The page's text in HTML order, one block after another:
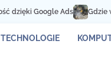
Gdzie wykorzystywane są
TECHNOLOGIE